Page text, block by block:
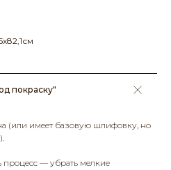
покраску"
(или имеет базовую шлифовку, но
процесс — убрать мелкие